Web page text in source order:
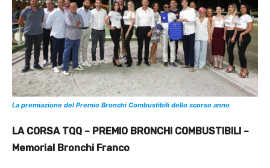
La premiazione del Premio Bronchi Combustibili dello scorso anno
LA CORSA TQQ – PREMIO BRONCHI COMBUSTIBILI –
Memorial Bronchi Franco